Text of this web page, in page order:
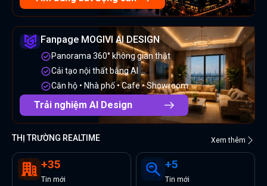
Fanpage MOGIVI AI DESIGN
Panorama 360° không gian thật
Cải tạo nội thất bằng AI
Căn hộ • Nhà phố • Cafe • Showroom
Trải nghiệm AI Design
THỊ TRƯỜNG REALTIME Xem thêm
+35
Tin mới
+5
Tin mới